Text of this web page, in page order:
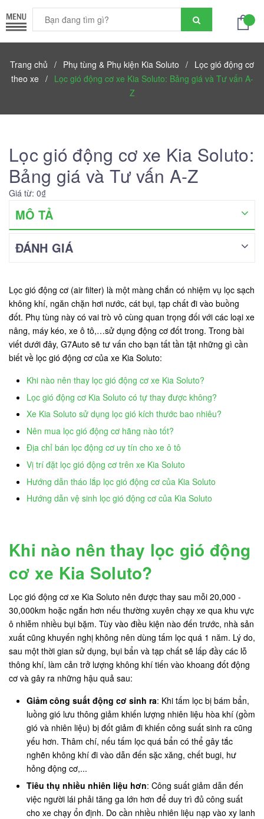
Trang chủ / Phụ tùng & Phụ kiện Kia Soluto / Lọc gió động cơ
theo xe / Lọc gió động cơ xe Kia Soluto: Bảng giá và Tư vấn A-
Z
Lọc gió động cơ xe Kia Soluto:
Bảng giá và Tư vấn A-Z
Giá từ: 0₫
MÔ TẢ
ĐÁNH GIÁ
Lọc gió động cơ (air filter) là một màng chắn có nhiệm vụ lọc sạch
không khí, ngăn chặn hơi nước, cát bụi, tạp chất đi vào buồng
đốt. Phụ tùng này có vai trò vô cùng quan trọng đối với các loại xe
nâng, máy kéo, xe ô tô,…sử dụng động cơ đốt trong. Trong bài
viết dưới đây, G7Auto sẽ tư vấn cho bạn tất tần tật những gì cần
biết về lọc gió động cơ của xe Kia Soluto:
Khi nào nên thay lọc gió động cơ xe Kia Soluto?
Lọc gió động cơ Kia Soluto có tự thay được không?
Xe Kia Soluto sử dụng lọc gió kích thước bao nhiêu?
Nên mua lọc gió động cơ hãng nào tốt?
Địa chỉ bán lọc động cơ uy tín cho xe ô tô
Vị trí đặt lọc gió động cơ trên xe Kia Soluto
Hướng dẫn tháo lắp lọc gió động cơ của Kia Soluto
Hướng dẫn vệ sinh lọc gió động cơ của Kia Soluto
Khi nào nên thay lọc gió động
cơ xe Kia Soluto?
Lọc gió động cơ xe Kia Soluto nên được thay sau mỗi 20,000 -
30,000km hoặc ngắn hơn nếu thường xuyên chạy xe qua khu vực
ô nhiễm nhiều bụi bặm. Tùy vào điều kiện nào đến trước, nhà sản
xuất cũng khuyến nghị không nên dùng tấm lọc quá 1 năm. Lý do,
sau một thời gian sử dụng, bụi bẩn và tạp chất sẽ lấp đầy các lỗ
thông khí, làm cản trở lượng không khí tiến vào khoang đốt động
cơ và gây ra những hậu quả sau:
Giảm công suất động cơ sinh ra: Khi tấm lọc bị bám bẩn,
luồng gió lưu thông giảm khiến lượng nhiên liệu hòa khí (gồm
gió và nhiên liệu) bị đốt giảm đi khiến công suất sinh ra cũng
yếu hơn. Thâm chí, nếu tấm lọc quá bẩn có thể gây tắc
nghẽn không khí đi vào dẫn đến sặc xăng, chết bugi, hư
hỏng động cơ,...
Tiêu thụ nhiều nhiên liệu hơn: Công suất giảm dẫn đến
việc người lái phải tăng ga lớn hơn để duy trì đủ công suất
cho xe chạy ổn định. Do cần nhiều nhiên liệu nạp vào xy lanh